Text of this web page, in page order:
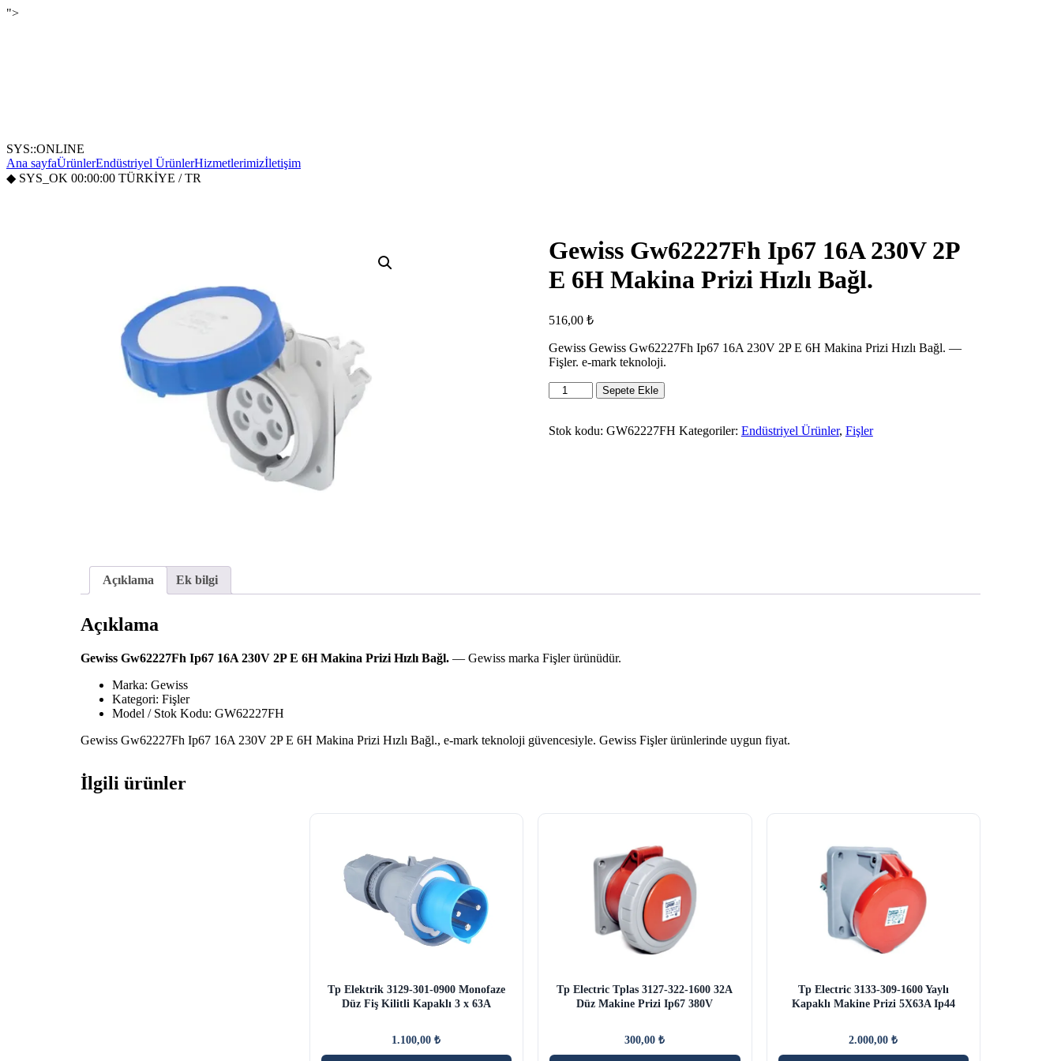
">
SYS::ONLINE
Ana sayfaÜrünlerEndüstriyel ÜrünlerHizmetlerimizİletişim
◆ SYS_OK 00:00:00 TÜRKİYE / TR
Gewiss Gw62227Fh Ip67 16A 230V 2P
E 6H Makina Prizi Hızlı Bağl.
516,00 ₺
Gewiss Gewiss Gw62227Fh Ip67 16A 230V 2P E 6H Makina Prizi Hızlı Bağl. —
Fişler. e-mark teknoloji.
Gewiss
Gw62227Fh
16A
Sepete Ekle
Stok kodu: GW62227FH Kategoriler: Endüstriyel Ürünler, Fişler
Açıklama Ek bilgi
Açıklama
Gewiss Gw62227Fh Ip67 16A 230V 2P E 6H Makina Prizi Hızlı Bağl. — Gewiss marka Fişler ürünüdür.
Marka: Gewiss
Kategori: Fişler
Model / Stok Kodu: GW62227FH
Gewiss Gw62227Fh Ip67 16A 230V 2P E 6H Makina Prizi Hızlı Bağl., e-mark teknoloji güvencesiyle. Gewiss Fişler ürünlerinde uygun fiyat.
İlgili ürünler
Tp Elektrik 3129-301-0900 Monofaze
Düz Fiş Kilitli Kapaklı 3 x 63A
1.100,00₺
Tp Electric Tplas 3127-322-1600 32A
Düz Makine Prizi Ip67 380V
300,00₺
Tp Electric 3133-309-1600 Yaylı
Kapaklı Makine Prizi 5X63A Ip44
2.000,00₺